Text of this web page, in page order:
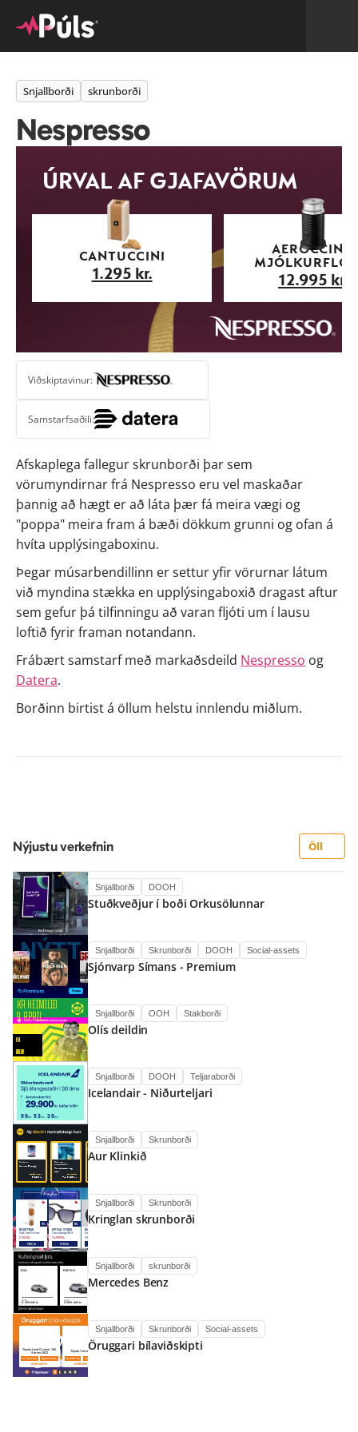
Snjallborði skrunborði
Nespresso
Afskaplega fallegur skrunborði þar sem
vörumyndirnar frá Nespresso eru vel maskaðar
þannig að hægt er að láta þær fá meira vægi og
"poppa" meira fram á bæði dökkum grunni og ofan á
hvíta upplýsingaboxinu.
Þegar músarbendillinn er settur yfir vörurnar látum
við myndina stækka en upplýsingaboxið dragast aftur
sem gefur þá tilfinningu að varan fljóti um í lausu
loftið fyrir framan notandann.
Frábært samstarf með markaðsdeild Nespresso
Datera.
Borðinn birtist á öllum helstu innlendu miðlum.
Viðskiptavinur:
Samstarfsaðili:
Nýjustu verkefnin Öll
Stuðkveðjur í boði Orkusölunnar
Snjallborði DOOH
Sjónvarp Símans - Premium
Snjallborði Skrunborði DOOH Social-assets
Olís deildin
Snjallborði OOH Stakborði
Icelandair - Niðurteljari
Snjallborði DOOH Teljaraborði
Aur Klinkið
Snjallborði Skrunborði
Kringlan skrunborði
Snjallborði Skrunborði
Mercedes Benz
Snjallborði skrunborði
Öruggari bílaviðskipti
Snjallborði Skrunborði Social-assets